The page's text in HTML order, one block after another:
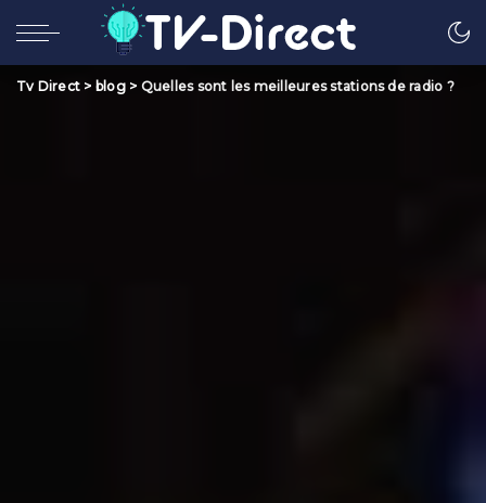
Tv Direct > blog> Quelles sont les meilleures stations de radio ?